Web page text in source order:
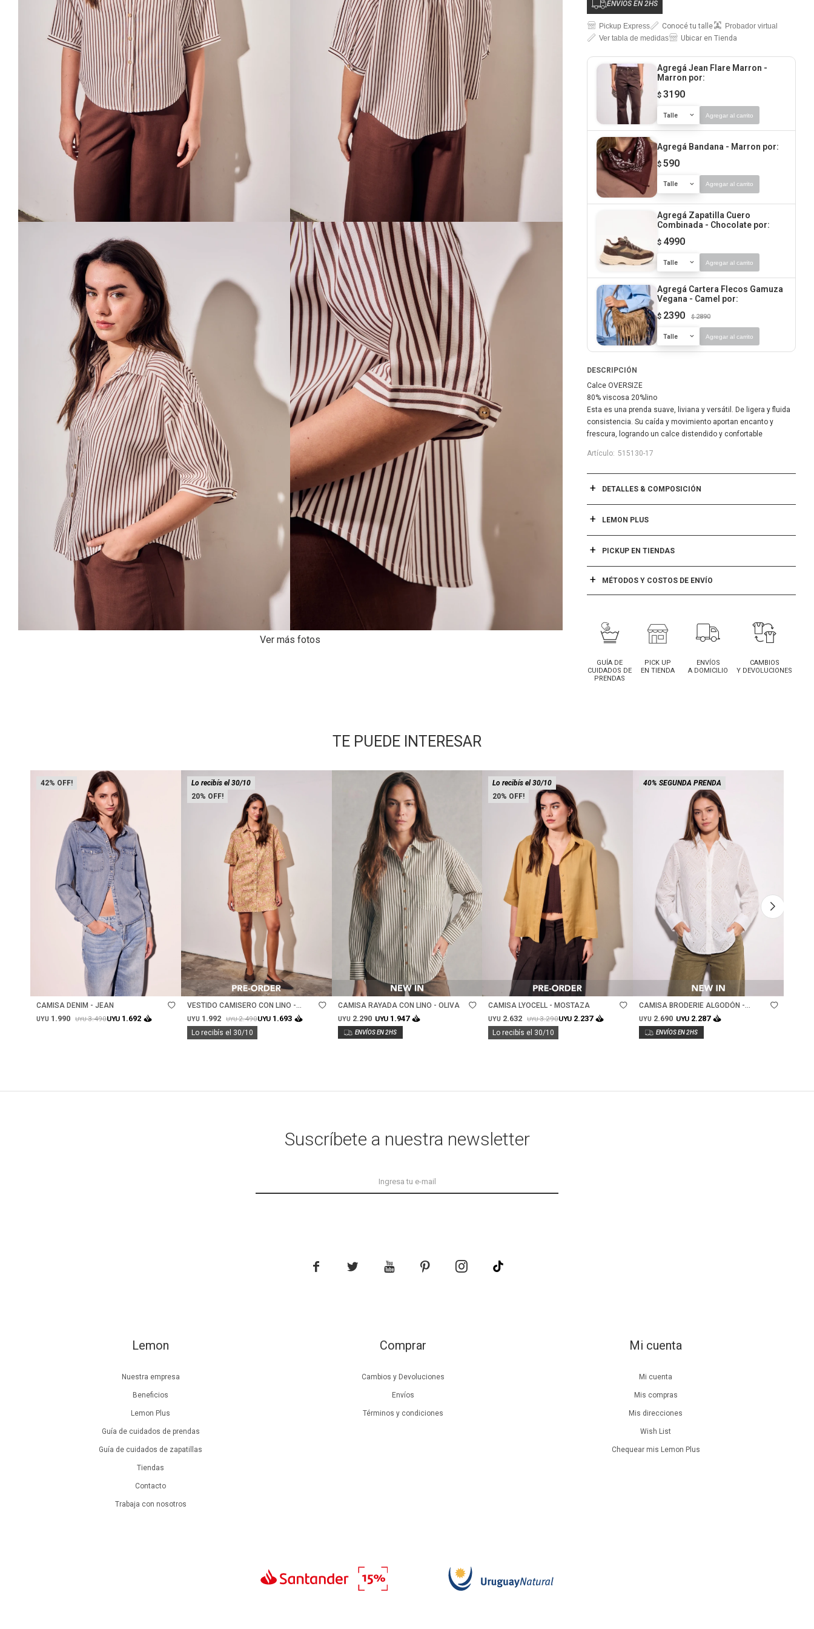
Ver más fotos
ENVÍOS EN 2HS
Pickup Express Conocé tu talle
Probador virtual
Ver tabla de medidas
Ubicar en Tienda
Agregá Jean Flare Marron -
Marron por:
$ 3190
Talle Agregar al carrito
Agregá Bandana - Marron por:
$ 590
Talle Agregar al carrito
Agregá Zapatilla Cuero
Combinada - Chocolate por:
$ 4990
Talle Agregar al carrito
Agregá Cartera Flecos Gamuza
Vegana - Camel por:
$ 2390 $ 2890
Talle Agregar al carrito
DESCRIPCIÓN
Calce OVERSIZE
80% viscosa 20%lino
Esta es una prenda suave, liviana y versátil. De ligera y fluida
consistencia. Su caída y movimiento aportan encanto y
frescura, logrando un calce distendido y confortable
515130-17
DETALLES & COMPOSICIÓN
LEMON PLUS
PICKUP EN TIENDAS
MÉTODOS Y COSTOS DE ENVÍO
GUÍA DE
CUIDADOS DE
PRENDAS
PICK UP
EN TIENDA
ENVÍOS
A DOMICILIO
CAMBIOS
Y DEVOLUCIONES
TE PUEDE INTERESAR
42
CAMISA DENIM - JEAN
UYU 1.990 UYU3.490UYU 1.692
20
Lo recibís el 30/10
Talle
VESTIDO CAMISERO CON LINO -
UYU 1.992 UYU2.490UYU 1.693
Lo recibís el 30/10
Talle
CAMISA RAYADA CON LINO - OLIVA
UYU 2.290 UYU 1.947
20
Lo recibís el 30/10
Talle
CAMISA LYOCELL - MOSTAZA
UYU 2.632 UYU3.290UYU 2.237
Lo recibís el 30/10
40% SEGUNDA PRENDA
Talle
CAMISA BRODERIE ALGODÓN -
UYU 2.690 UYU 2.287
Lemon
Nuestra empresa
Beneficios
Lemon Plus
Guía de cuidados de prendas
Guía de cuidados de zapatillas
Tiendas
Contacto
Trabaja con nosotros
Comprar
Cambios y Devoluciones
Envíos
Términos y condiciones
Mi cuenta
Mi cuenta
Mis compras
Mis direcciones
Wish List
Chequear mis Lemon Plus
Suscríbete a nuestra newsletter
    